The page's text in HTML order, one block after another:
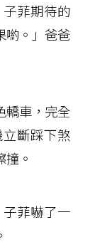
菲期待的
喲。」爸爸
轎車，完全
斷踩下煞
。
菲嚇了一